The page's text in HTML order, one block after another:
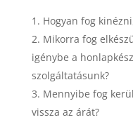
Hogyan fog
Mikorra fog
igénybe a
szolgáltatásunk?
Mennyibe fog
vissza az árát?